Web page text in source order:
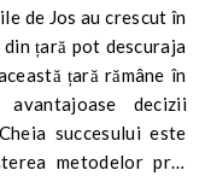
de Jos au crescut în
țară pot descuraja
țară rămâne în
decizii
succesului este
metodelor prin